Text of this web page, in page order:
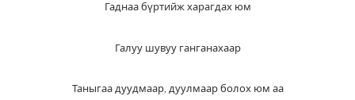
Гаднаа бүртийж харагдах юм
Галуу шувуу ганганахаар
Таныгаа дуудмаар, дуулмаар болох юм аа